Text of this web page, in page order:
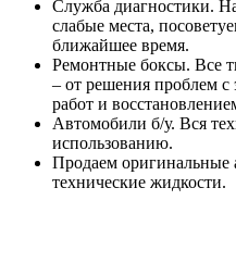
Служба диагностики.
слабые места,
ближайшее время.
Ремонтные боксы. Все
– от решения проблем с
работ и
Автомобили б/у. Вся
использованию.
Продаем оригинальные
технические жидкости.